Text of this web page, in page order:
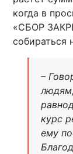
когда в
«СБОР
собираться
–
курс
ему